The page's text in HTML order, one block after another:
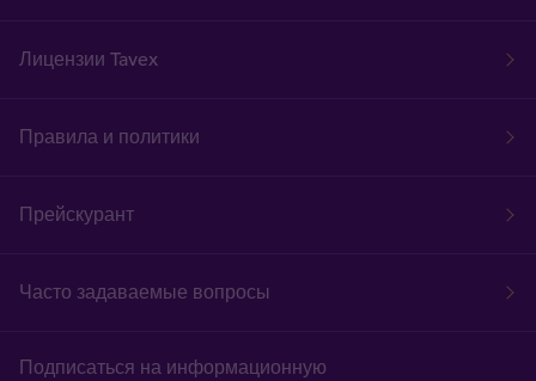
Лицензии Tavex
Правила и политики
Прейскурант
Часто задаваемые вопросы
Подписаться на информационную